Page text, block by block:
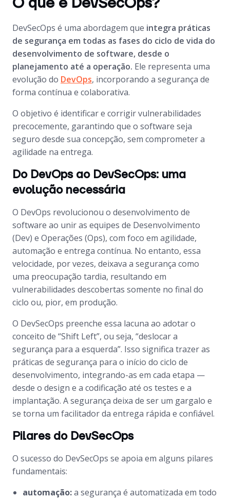
DevSecOps é uma abordagem que integra práticas
de segurança em todas as fases do ciclo de vida do
desenvolvimento de software, desde o
planejamento até a operação. Ele representa uma
evolução do DevOps, incorporando a segurança de
forma contínua e colaborativa.
O objetivo é identificar e corrigir vulnerabilidades
precocemente, garantindo que o software seja
seguro desde sua concepção, sem comprometer a
agilidade na entrega.
Do DevOps ao DevSecOps: uma
evolução necessária
O DevOps revolucionou o desenvolvimento de
software ao unir as equipes de Desenvolvimento
(Dev) e Operações (Ops), com foco em agilidade,
automação e entrega contínua. No entanto, essa
velocidade, por vezes, deixava a segurança como
uma preocupação tardia, resultando em
vulnerabilidades descobertas somente no final do
ciclo ou, pior, em produção.
O DevSecOps preenche essa lacuna ao adotar o
conceito de “Shift Left”, ou seja, “deslocar a
segurança para a esquerda”. Isso significa trazer as
práticas de segurança para o início do ciclo de
desenvolvimento, integrando-as em cada etapa —
desde o design e a codificação até os testes e a
implantação. A segurança deixa de ser um gargalo e
se torna um facilitador da entrega rápida e confiável.
Pilares do DevSecOps
O sucesso do DevSecOps se apoia em alguns pilares
fundamentais:
automação:a segurança é automatizada em todo